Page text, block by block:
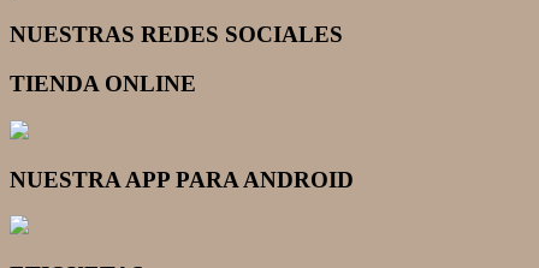
NUESTRAS REDES SOCIALES
TIENDA ONLINE
NUESTRA APP PARA ANDROID